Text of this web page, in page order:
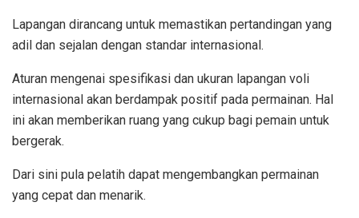
Lapangan dirancang untuk memastikan pertandingan yang
adil dan sejalan dengan standar internasional.
Aturan mengenai spesifikasi dan ukuran lapangan voli
internasional akan berdampak positif pada permainan. Hal
ini akan memberikan ruang yang cukup bagi pemain untuk
bergerak.
Dari sini pula pelatih dapat mengembangkan permainan
yang cepat dan menarik.